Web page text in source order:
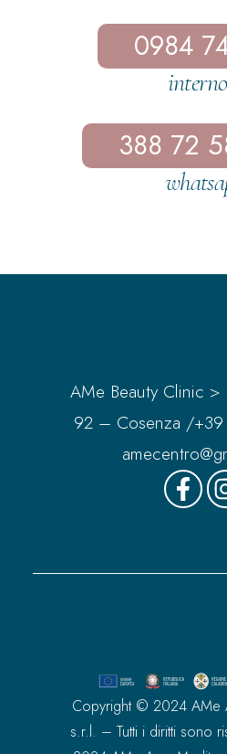
0984
388 72
AMe Beauty Clinic
92 – Cosenza /
Copyright © 2024 AMe
s.r.l. – Tutti i diritti sono